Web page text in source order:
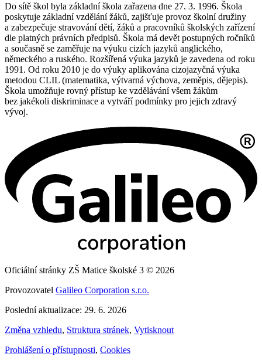
Do sítě škol byla základní škola zařazena dne 27. 3. 1996. Škola
poskytuje základní vzdělání žáků, zajišťuje provoz školní družiny
a zabezpečuje stravování dětí, žáků a pracovníků školských zařízení
dle platných právních předpisů. Škola má devět postupných ročníků
a současně se zaměřuje na výuku cizích jazyků anglického,
německého a ruského. Rozšířená výuka jazyků je zavedena od roku
1991. Od roku 2010 je do výuky aplikována cizojazyčná výuka
metodou CLIL (matematika, výtvarná výchova, zeměpis, dějepis).
Škola umožňuje rovný přístup ke vzdělávání všem žákům
bez jakékoli diskriminace a vytváří podmínky pro jejich zdravý
vývoj.
Oficiální stránky ZŠ Matice školské 3 © 2026
Provozovatel Galileo Corporation s.r.o.
Poslední aktualizace: 29. 6. 2026
Změna vzhledu, Struktura stránek, Vytisknout
Prohlášení o přístupnosti, Cookies